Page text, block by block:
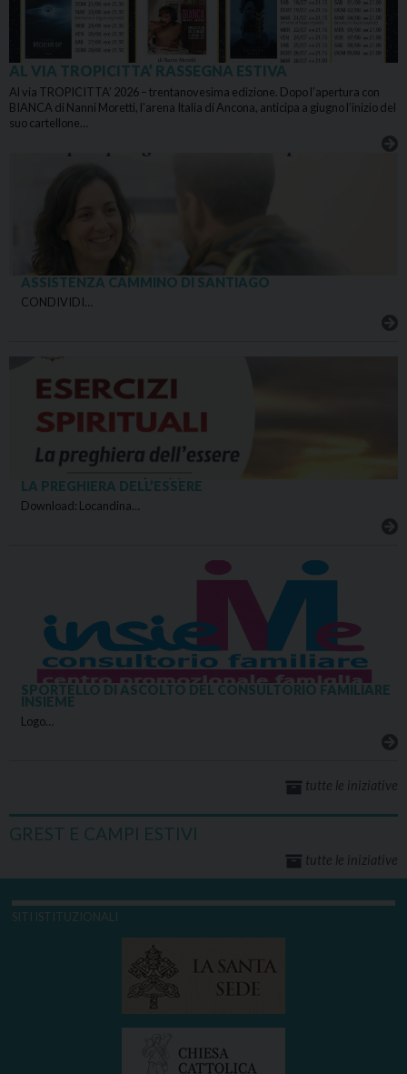
AL VIA TROPICITTA’ RASSEGNA ESTIVA
Al via TROPICITTA’ 2026 – trentanovesima edizione. Dopo l’apertura con
BIANCA di Nanni Moretti, l’arena Italia di Ancona, anticipa a giugno l’inizio del
suo cartellone…
ASSISTENZA CAMMINO DI SANTIAGO
CONDIVIDI…
LA PREGHIERA DELL’ESSERE
Download: Locandina…
SPORTELLO DI ASCOLTO DEL CONSULTORIO FAMILIARE
INSIEME
Logo…
tutte le iniziative
GREST E CAMPI ESTIVI
tutte le iniziative
SITI ISTITUZIONALI